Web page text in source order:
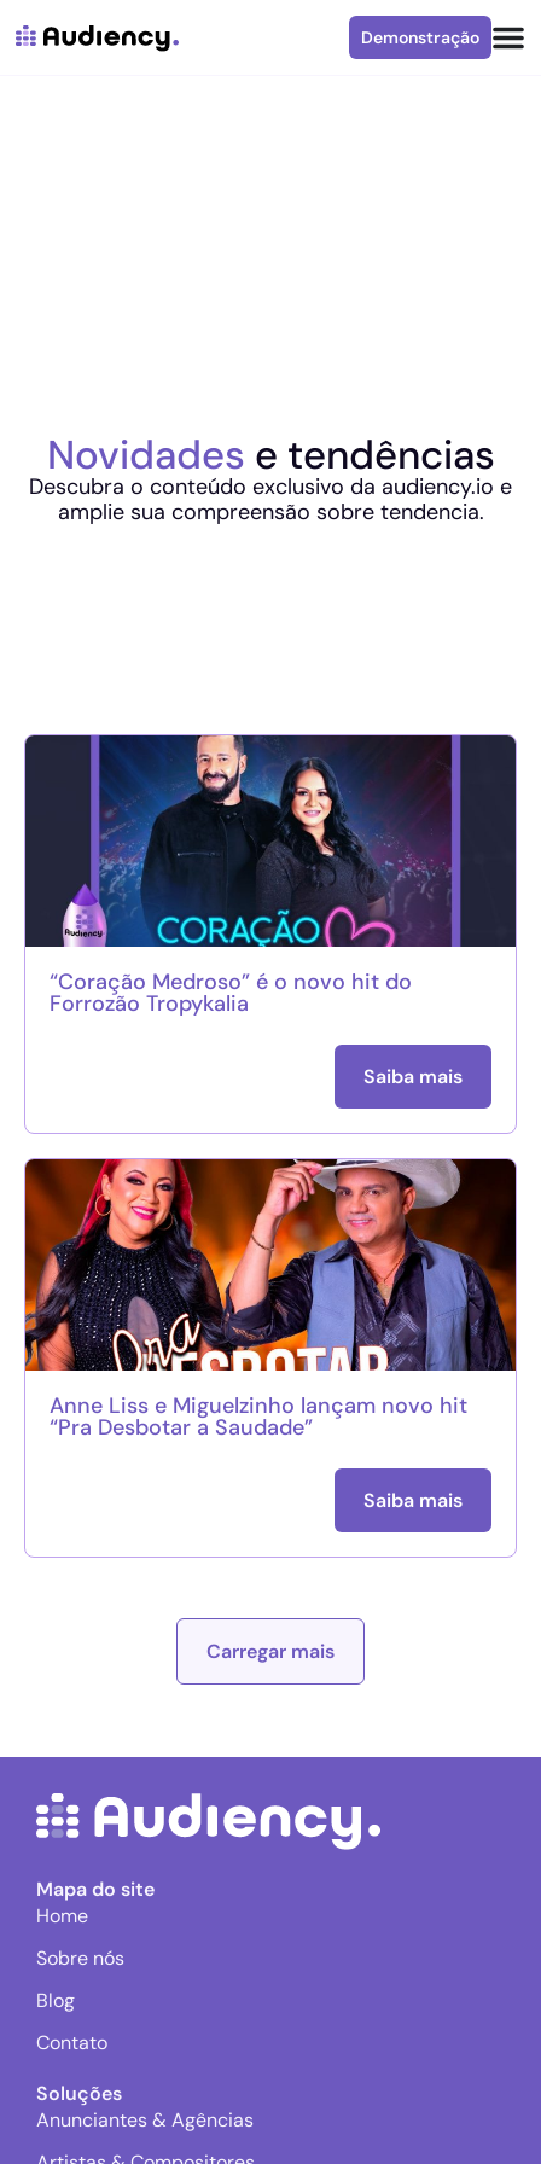
Demonstração
Novidades e tendências
Descubra o conteúdo exclusivo da audiency.io e
amplie sua compreensão sobre tendencia.
“Coração Medroso” é o novo hit do
Forrozão Tropykalia
Saiba mais
Anne Liss e Miguelzinho lançam novo hit
“Pra Desbotar a Saudade”
Saiba mais
Carregar mais
Mapa do site
Home
Sobre nós
Blog
Contato
Soluções
Anunciantes & Agências